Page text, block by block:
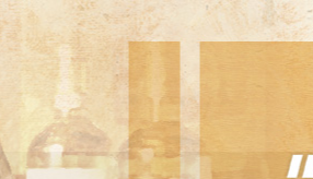
いイタ
ント」のブログ